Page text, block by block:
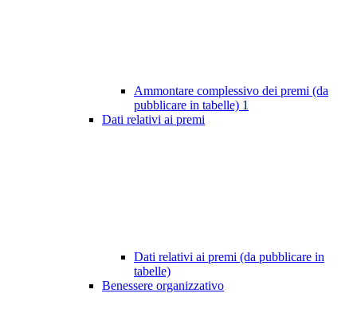
Ammontare complessivo dei premi (da
pubblicare in tabelle) 1
Dati relativi ai premi
Dati relativi ai premi (da pubblicare in
tabelle)
Benessere organizzativo